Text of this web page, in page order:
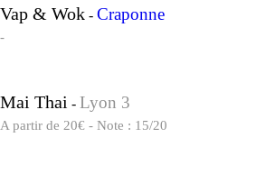
Vap & Wok - Craponne
-
Mai Thai - Lyon 3
A partir de 20€ - Note : 15/20